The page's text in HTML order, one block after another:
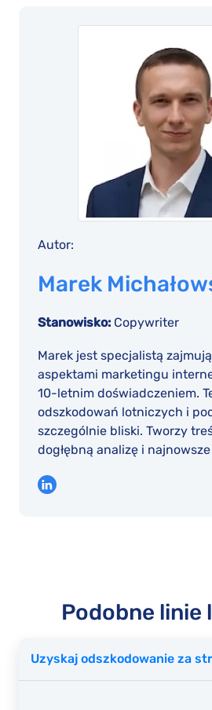
Autor:
Marek
Stanowisko: Copywriter
Marek jest specjalistą
aspektami marketingu
10-letnim doświadczeniem.
odszkodowań lotniczych i
szczególnie bliski. Tworzy
dogłębną analizę i
Podobne linie
Uzyskaj odszkodowanie za